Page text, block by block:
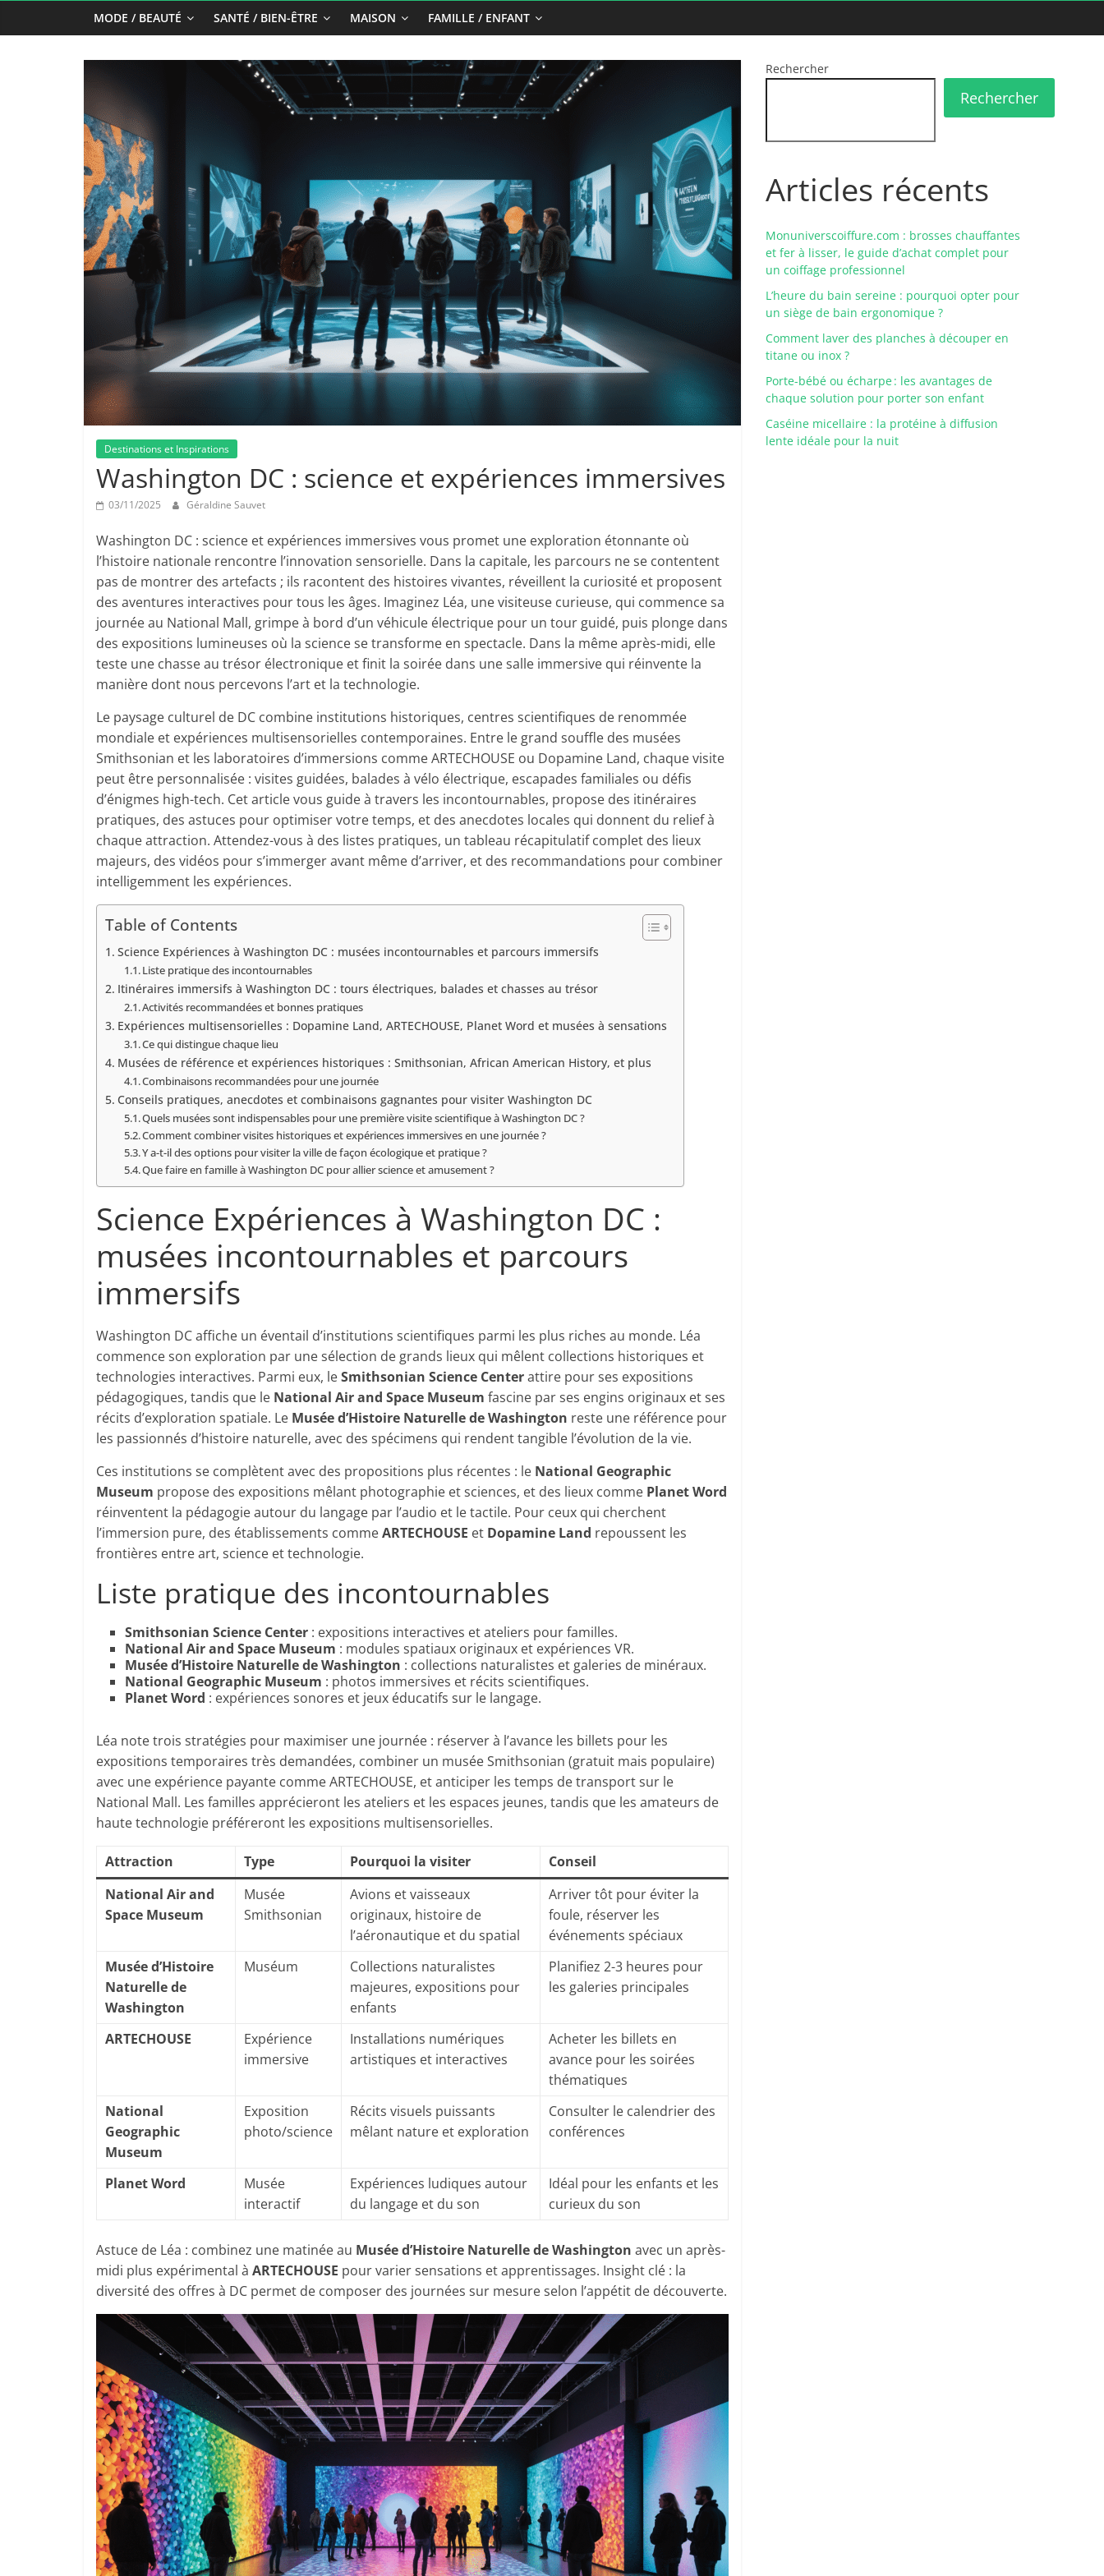
MODE / BEAUTÉ SANTÉ / BIEN-ÊTRE MAISON FAMILLE / ENFANT
Destinations et Inspirations
Washington DC : science et expériences immersives
03/11/2025 Géraldine Sauvet
Washington DC : science et expériences immersives vous promet une exploration étonnante où
l’histoire nationale rencontre l’innovation sensorielle. Dans la capitale, les parcours ne se contentent
pas de montrer des artefacts ; ils racontent des histoires vivantes, réveillent la curiosité et proposent
des aventures interactives pour tous les âges. Imaginez Léa, une visiteuse curieuse, qui commence sa
journée au National Mall, grimpe à bord d’un véhicule électrique pour un tour guidé, puis plonge dans
des expositions lumineuses où la science se transforme en spectacle. Dans la même après-midi, elle
teste une chasse au trésor électronique et finit la soirée dans une salle immersive qui réinvente la
manière dont nous percevons l’art et la technologie.
Le paysage culturel de DC combine institutions historiques, centres scientifiques de renommée
mondiale et expériences multisensorielles contemporaines. Entre le grand souffle des musées
Smithsonian et les laboratoires d’immersions comme ARTECHOUSE ou Dopamine Land, chaque visite
peut être personnalisée : visites guidées, balades à vélo électrique, escapades familiales ou défis
d’énigmes high-tech. Cet article vous guide à travers les incontournables, propose des itinéraires
pratiques, des astuces pour optimiser votre temps, et des anecdotes locales qui donnent du relief à
chaque attraction. Attendez-vous à des listes pratiques, un tableau récapitulatif complet des lieux
majeurs, des vidéos pour s’immerger avant même d’arriver, et des recommandations pour combiner
intelligemment les expériences.
Table of Contents
Science Expériences à Washington DC : musées incontournables et parcours immersifs
Liste pratique des incontournables
Itinéraires immersifs à Washington DC : tours électriques, balades et chasses au trésor
Activités recommandées et bonnes pratiques
Expériences multisensorielles : Dopamine Land, ARTECHOUSE, Planet Word et musées à sensations
Ce qui distingue chaque lieu
Musées de référence et expériences historiques : Smithsonian, African American History, et plus
Combinaisons recommandées pour une journée
Conseils pratiques, anecdotes et combinaisons gagnantes pour visiter Washington DC
Quels musées sont indispensables pour une première visite scientifique à Washington DC ?
Comment combiner visites historiques et expériences immersives en une journée ?
Y a-t-il des options pour visiter la ville de façon écologique et pratique ?
Que faire en famille à Washington DC pour allier science et amusement ?
Science Expériences à Washington DC :
musées incontournables et parcours
immersifs
Washington DC affiche un éventail d’institutions scientifiques parmi les plus riches au monde. Léa
commence son exploration par une sélection de grands lieux qui mêlent collections historiques et
technologies interactives. Parmi eux, leSmithsonian Science Centerattire pour ses expositions
pédagogiques, tandis que le National Air and Space Museum fascine par ses engins originaux et ses
récits d’exploration spatiale. Le Musée d’Histoire Naturelle de Washington reste une référence pour
les passionnés d’histoire naturelle, avec des spécimens qui rendent tangible l’évolution de la vie.
Ces institutions se complètent avec des propositions plus récentes : le National Geographic
Museum propose des expositions mêlant photographie et sciences, et des lieux comme Planet Word
réinventent la pédagogie autour du langage par l’audio et le tactile. Pour ceux qui cherchent
l’immersion pure, des établissements commeARTECHOUSE et Dopamine Land repoussent les
frontières entre art, science et technologie.
Liste pratique des incontournables
Smithsonian Science Center : expositions interactives et ateliers pour familles.
National Air and Space Museum : modules spatiaux originaux et expériences VR.
Musée d’Histoire Naturelle de Washington : collections naturalistes et galeries de minéraux.
National Geographic Museum : photos immersives et récits scientifiques.
Planet Word : expériences sonores et jeux éducatifs sur le langage.
Léa note trois stratégies pour maximiser une journée : réserver à l’avance les billets pour les
expositions temporaires très demandées, combiner un musée Smithsonian (gratuit mais populaire)
avec une expérience payante comme ARTECHOUSE, et anticiper les temps de transport sur le
National Mall. Les familles apprécieront les ateliers et les espaces jeunes, tandis que les amateurs de
haute technologie préféreront les expositions multisensorielles.
Attraction Type Pourquoi la visiter
Conseil
National Air and
Space Museum
Musée
Smithsonian
Avions et vaisseaux
originaux, histoire de
l’aéronautique et du spatial
Arriver tôt pour éviter la
foule, réserver les
événements spéciaux
Musée d’Histoire
Naturelle de
Washington
Muséum
Collections naturalistes
majeures, expositions pour
enfants
Planifiez 2-3 heures pour
les galeries principales
ARTECHOUSE
Expérience
immersive
Installations numériques
artistiques et interactives
Acheter les billets en
avance pour les soirées
thématiques
National
Geographic
Museum
Exposition
photo/science
Récits visuels puissants
mêlant nature et exploration
Consulter le calendrier des
conférences
Planet Word
Musée
interactif
Expériences ludiques autour
du langage et du son
Idéal pour les enfants et les
curieux du son
Astuce de Léa : combinez une matinée au Musée d’Histoire Naturelle de Washington avec un après-
midi plus expérimental à ARTECHOUSE pour varier sensations et apprentissages. Insight clé : la
diversité des offres à DC permet de composer des journées sur mesure selon l’appétit de découverte.
Rechercher
Rechercher
Articles récents
Monuniverscoiffure.com : brosses chauffantes
et fer à lisser, le guide d’achat complet pour
un coiffage professionnel
L’heure du bain sereine : pourquoi opter pour
un siège de bain ergonomique ?
Comment laver des planches à découper en
titane ou inox ?
Porte-bébé ou écharpe : les avantages de
chaque solution pour porter son enfant
Caséine micellaire : la protéine à diffusion
lente idéale pour la nuit